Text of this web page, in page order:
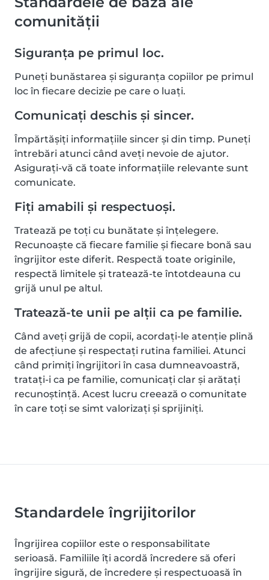
comunității
Siguranța pe primul loc.
Puneți bunăstarea și siguranța copiilor pe primul
loc în fiecare decizie pe care o luați.
Comunicați deschis și sincer.
Împărtășiți informațiile sincer și din timp. Puneți
întrebări atunci când aveți nevoie de ajutor.
Asigurați-vă că toate informațiile relevante sunt
comunicate.
Fiți amabili și respectuoși.
Tratează pe toți cu bunătate și înțelegere.
Recunoaște că fiecare familie și fiecare bonă sau
îngrijitor este diferit. Respectă toate originile,
respectă limitele și tratează-te întotdeauna cu
grijă unul pe altul.
Tratează-te unii pe alții ca pe familie.
Când aveți grijă de copii, acordați-le atenție plină
de afecțiune și respectați rutina familiei. Atunci
când primiți îngrijitori în casa dumneavoastră,
tratați-i ca pe familie, comunicați clar și arătați
recunoștință. Acest lucru creează o comunitate
în care toți se simt valorizați și sprijiniți.
Standardele îngrijitorilor
Îngrijirea copiilor este o responsabilitate
serioasă. Familiile îți acordă încredere să oferi
îngrijire sigură, de încredere și respectuoasă în